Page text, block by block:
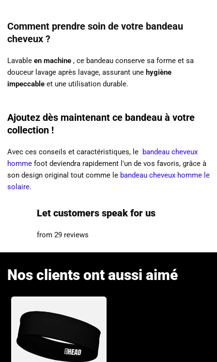
Comment prendre soin de votre bandeau
cheveux ?
Lavable en machine , ce bandeau conserve sa forme et sa
douceur lavage après lavage, assurant une hygiène
impeccable et une utilisation durable.
Ajoutez dès maintenant ce bandeau à votre
collection !
Avec ces conseils et caractéristiques, le bandeau cheveux
homme foot deviendra rapidement l'un de vos favoris, grâce à
son design original tout comme le bandeau cheveux homme le
solaire.
Let customers speak for us
from 29 reviews
Nos clients ont aussi aimé